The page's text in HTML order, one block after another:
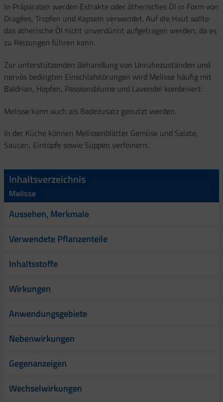
In Präparaten werden Extrakte oder ätherisches Öl in Form von
Dragées, Tropfen und Kapseln verwendet. Auf die Haut sollte
das ätherische Öl nicht unverdünnt aufgetragen werden, da es
zu Reizungen führen kann.
Zur unterstützenden Behandlung von Unruhezuständen und
nervös bedingten Einschlafstörungen wird Melisse häufig mit
Baldrian, Hopfen, Passionsblume und Lavendel kombiniert.
Melisse kann auch als Badezusatz genutzt werden.
In der Küche können Melissenblätter Gemüse und Salate,
Saucen, Eintöpfe sowie Suppen verfeinern.
Inhaltsverzeichnis
Melisse
Aussehen, Merkmale
Verwendete Pflanzenteile
Inhaltsstoffe
Wirkungen
Anwendungsgebiete
Nebenwirkungen
Gegenanzeigen
Wechselwirkungen